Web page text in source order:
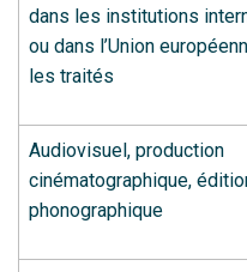
dans les institutions
ou dans l’Union
les traités
Audiovisuel, production
cinématographique,
phonographique